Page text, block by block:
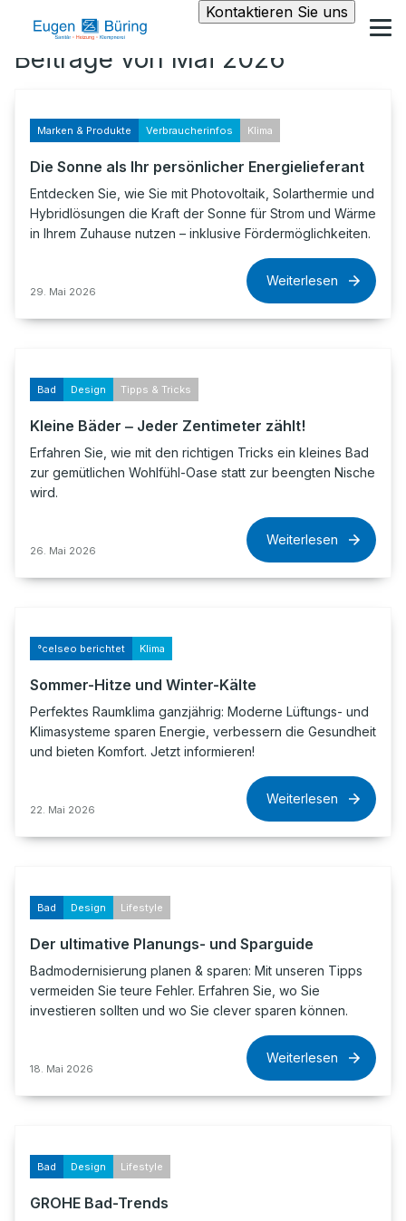
Kontaktieren Sie uns
Beiträge von Mai 2026
Marken & Produkte Verbraucherinfos Klima
Die Sonne als Ihr persönlicher Energielieferant
Entdecken Sie, wie Sie mit Photovoltaik, Solarthermie und
Hybridlösungen die Kraft der Sonne für Strom und Wärme
in Ihrem Zuhause nutzen – inklusive Fördermöglichkeiten.
29. Mai 2026
Weiterlesen
Bad Design Tipps & Tricks
Kleine Bäder ‒ Jeder Zentimeter zählt!
Erfahren Sie, wie mit den richtigen Tricks ein kleines Bad
zur gemütlichen Wohlfühl-Oase statt zur beengten Nische
wird.
26. Mai 2026
Weiterlesen
°celseo berichtet Klima
Sommer-Hitze und Winter-Kälte
Perfektes Raumklima ganzjährig: Moderne Lüftungs- und
Klimasysteme sparen Energie, verbessern die Gesundheit
und bieten Komfort. Jetzt informieren!
22. Mai 2026
Weiterlesen
Bad Design Lifestyle
Der ultimative Planungs- und Sparguide
Badmodernisierung planen & sparen: Mit unseren Tipps
vermeiden Sie teure Fehler. Erfahren Sie, wo Sie
investieren sollten und wo Sie clever sparen können.
18. Mai 2026
Weiterlesen
Bad Design Lifestyle
GROHE Bad-Trends